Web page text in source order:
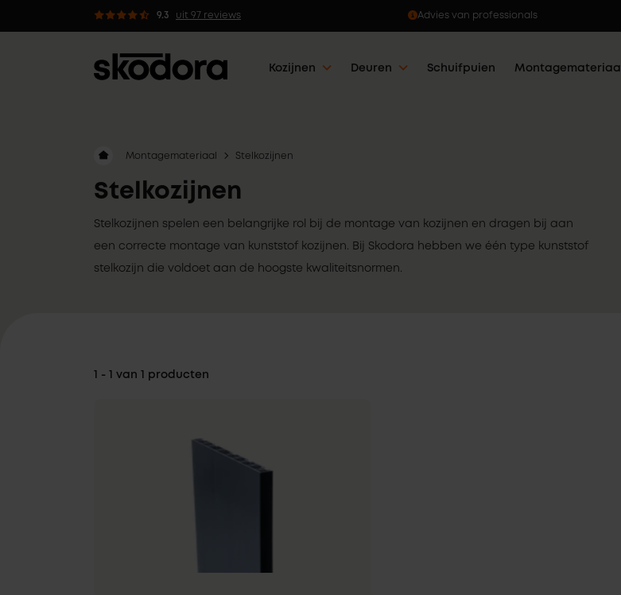
9.3 uit 97 reviews
met 5 werkdagen klaar Advies van professionals
Kozijnen Deuren Schuifpuien Montagemateriaal
Montagemateriaal Stelkozijnen
Stelkozijnen
Stelkozijnen spelen een belangrijke rol bij de montage van kozijnen en dragen bij aan
een correcte montage van kunststof kozijnen. Bij Skodora hebben we één type kunststof
stelkozijn die voldoet aan de hoogste kwaliteitsnormen.
1 - 1 van 1 producten